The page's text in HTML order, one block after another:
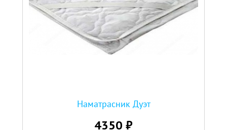
Наматрасник Дуэт
4350 ₽